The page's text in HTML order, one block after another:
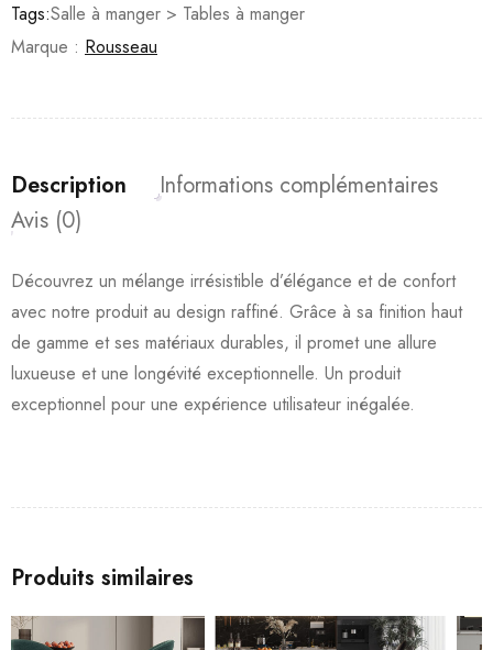
Tags:Salle à manger > Tables à manger
Marque : Rousseau
Description
Informations complémentaires
Avis (0)
Découvrez un mélange irrésistible d’élégance et de confort
avec notre produit au design raffiné. Grâce à sa finition haut
de gamme et ses matériaux durables, il promet une allure
luxueuse et une longévité exceptionnelle. Un produit
exceptionnel pour une expérience utilisateur inégalée.
Produits similaires